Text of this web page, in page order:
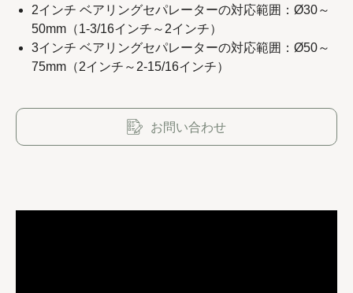
2インチ ベアリングセパレーターの対応範囲：Ø30～
50mm（1-3/16インチ～2インチ）
3インチ ベアリングセパレーターの対応範囲：Ø50～
75mm（2インチ～2-15/16インチ）
お問い合わせ